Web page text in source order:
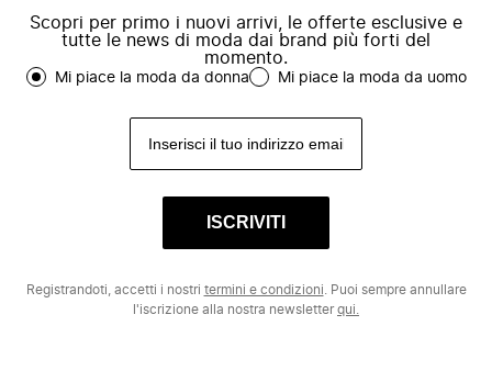
Scopri per primo i nuovi arrivi, le offerte esclusive e
tutte le news di moda dai brand più forti del
momento.
Mi piace la moda da donna Mi piace la moda da uomo
ISCRIVITI
Registrandoti, accetti i nostri termini e condizioni . Puoi sempre annullare
l'iscrizione alla nostra newsletterqui.